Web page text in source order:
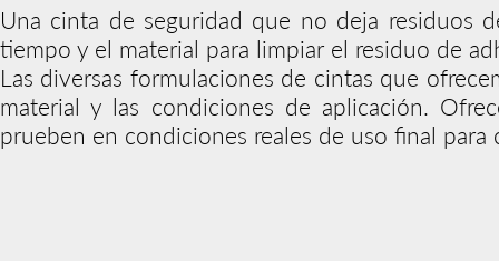
Una cinta de seguridad que no deja residuos
tiempo y el material para limpiar el residuo de
Las diversas formulaciones de cintas que
material y las condiciones de aplicación.
prueben en condiciones reales de uso final